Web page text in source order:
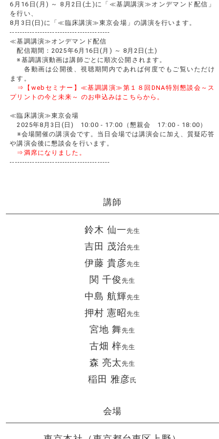
6月16日(月) ～ 8月2日(土)に「≪基調講演≫オンデマンド配信」
を行い、
8月3日(日)に「≪臨床講演≫東京会場」の講演を行います。
----------------------------------------
≪基調講演≫オンデマンド配信
配信期間：2025年6月16日(月) ～ 8月2日(土)
※基調講演動画は講師ごとに順次公開されます。
各動画は公開後、視聴期間内であれば何度でもご覧いただけ
ます。
⇒【webセミナー】≪基調講演≫第１８回DNA特別懇談会～ス
プリントの今と未来～ のお申込みはこちらから。
≪臨床講演≫東京会場
2025年8月3日(日) 10:00 - 17:00（懇親会 17:00 - 18:00）
※会場開催の講演会です。当日会場では講演会に加え、質疑応答
や講演会後に懇談会を行います。
⇒満席になりました。
----------------------------------------
講師
鈴木 仙一先生
吉田 茂治先生
伊藤 貴彦先生
関 千俊先生
中島 航輝先生
押村 憲昭先生
宮地 舞先生
古畑 梓先生
森 亮太先生
稲田 雅彦氏
会場